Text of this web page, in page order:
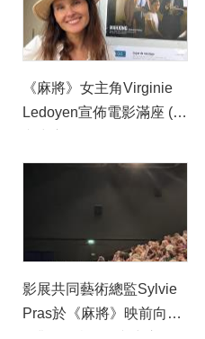
Nicolas Thévenin、經典
片發行商Carlotta Films負
責人Vincent Paul-
Boncour(巴文中心提供)
《麻將》女主角Virginie
Ledoyen宣佈電影滿座 (巴
影展共同藝術總監Sylvie
Pras於《麻將》映前向滿